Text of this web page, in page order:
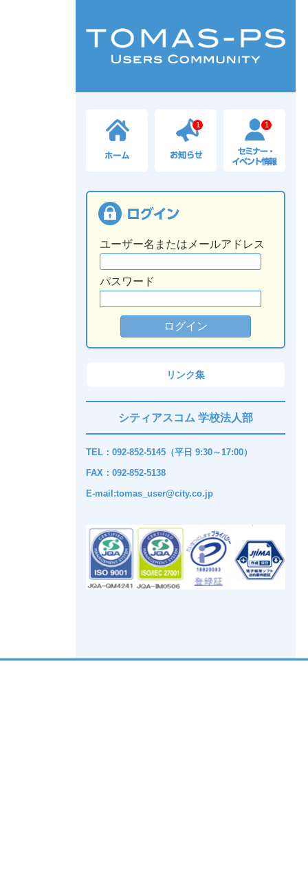
1 1
ユーザー名またはメールアドレス
パスワード
リンク集
シティアスコム 学校法人部
TEL：092-852-5145（平日 9:30～17:00）
FAX：092-852-5138
E-mail:tomas_user@city.co.jp